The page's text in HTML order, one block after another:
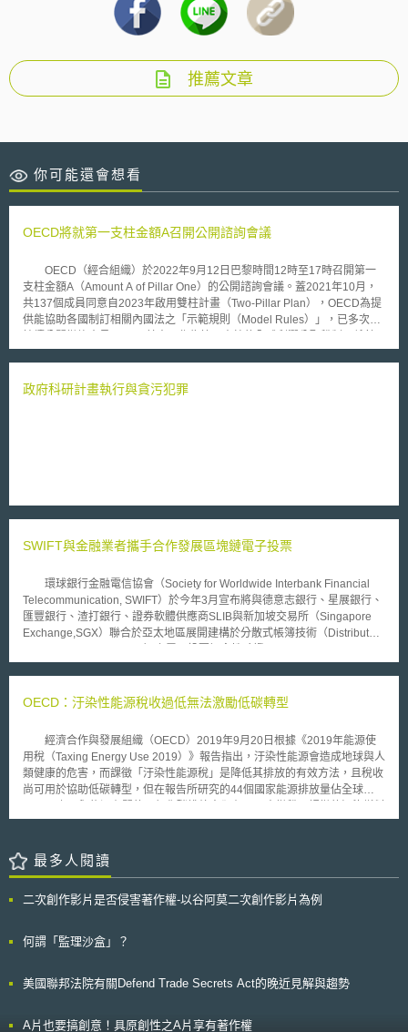
推薦文章
你可能還會想看
OECD將就第一支柱金額A召開公開諮詢會議
OECD（經合組織）於2022年9月12日巴黎時間12時至17時召開第一
支柱金額A（Amount A of Pillar One）的公開諮詢會議。蓋2021年10月，
共137個成員同意自2023年啟用雙柱計畫（Two-Pillar Plan），OECD為提
供能協助各國制訂相關內國法之「示範規則（Model Rules）」，已多次並
對全球收入逾200億歐元且稅前淨利逾10%的大型跨國企業，定其逾10%的
地，此剩餘利潤即本次會議欲討論之金額A。 一旦劃歸金額A將適用高
今仍無法達成一致共識，以及烏俄戰爭引發的通貨膨脹等各種內外因素，均
本次會議重要性不言可喻，值得我國持續注意。
政府科研計畫執行與貪污犯罪
SWIFT與金融業者攜手合作發展區塊鏈電子投票
環球銀行金融電信協會（Society for Worldwide Interbank Financial
Telecommunication, SWIFT）於今年3月宣布將與德意志銀行、星展銀行、
匯豐銀行、渣打銀行、證券軟體供應商SLIB與新加坡交易所（Singapore
Exchange,SGX）聯合於亞太地區展開建構於分散式帳簿技術（Distributed
PoC)，探究分散式帳簿技術是否能有效簡化股東權利之行使，以提高市場
投票流程繁雜且費時，股東表決權也經常因代理行使錯誤導致無法及時反應
系統，改善股東會之透明度與自動化程度，提升股東會之效能及股東參與
度。 SWIFT表示區塊鏈電子投票概念性驗證將於2019年上半年展開，
旨在體現四大目標： 測試與發行人和證券存託機構（Central Securities
Depository）建立的投票解決方案，同時該方案係以許可制的私有鏈
（private blockchain）儲存與管理數據資訊。 展現基於ISO 20022所為之
基礎，透過應用程式介面將儲存於分散式帳簿節點間資料分享給分類帳。
期望透過區塊鏈技術之應用，以金融創新的解決方案改善傳統上股東會
礙於書面投票或代理流程繁瑣之不便利，將區塊鏈技術與ISO標準相互結
制度，於 106年1月18日發布金管證交字第1060000381號函釋：「依據公
電子方式列為表決權行使管道之一」；又隨著智慧型手機與行動網路普及，
考。
OECD：汙染性能源稅收過低無法激勵低碳轉型
經濟合作與發展組織（OECD）2019年9月20日根據《2019年能源使
用稅（Taxing Energy Use 2019）》報告指出，汙染性能源會造成地球與人
類健康的危害，而課徵「汙染性能源稅」是降低其排放的有效方法，且稅收
尚可用於協助低碳轉型，但在報告所研究的44個國家能源排放量佔全球
稅過低，無法促使其改用較為清潔的能源（cleaner energy），而無法鼓勵
環境損害的成本；煤炭稅在多數國家中幾乎為零，但煤炭的碳排放幾乎佔了
能源碳排放的一半；天然氣是較為潔淨的能源，其稅收通常較高。在非道路
蘭、挪威、瑞士）的徵稅在每噸30歐元以上，遠低於環境損害的程度，近年
提供公平的機會，將有助於將投資轉向更環保的選擇，且額外的稅收可用於
放，並呼籲各國政府應正視此一問題。
最多人閱讀
二次創作影片是否侵害著作權-以谷阿莫二次創作影片為例
何謂「監理沙盒」？
美國聯邦法院有關Defend Trade Secrets Act的晚近見解與趨勢
A片也要搞創意！具原創性之A片享有著作權